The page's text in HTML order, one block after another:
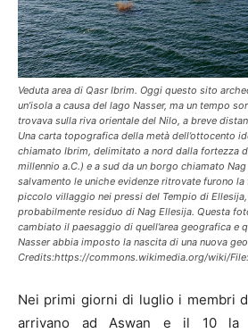
Veduta area di Qasr Ibrim. Oggi questo sito
un’isola a causa del lago Nasser, ma un tempo
trovava sulla riva orientale del Nilo, a breve
Una carta topografica della metà dell’ottocento
chiamato Ibrim, delimitato a nord dalla fortezza
millennio a.C.) e a sud da un borgo chiamato
salvamento le uniche evidenze ritrovate furono
piccolo villaggio nei pressi del Tempio di
probabilmente residuo di Nag Ellesija. Questa
cambiato il paesaggio di quell’area geografica e
Nasser abbia imposto la nascita di una nuova
Credits:https://commons.wikimedia.org/wiki/
Nei primi giorni di luglio i membri
arrivano ad Aswan e il 10 la